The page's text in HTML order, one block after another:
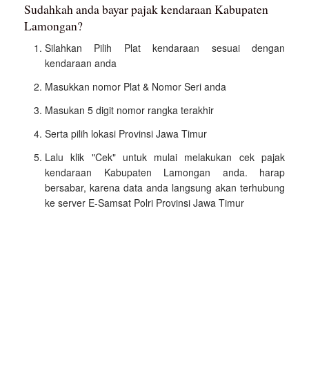
Sudahkah anda bayar pajak kendaraan Kabupaten
Lamongan?
Silahkan Pilih Plat kendaraan sesuai dengan
kendaraan anda
Masukkan nomor Plat & Nomor Seri anda
Masukan 5 digit nomor rangka terakhir
Serta pilih lokasi Provinsi Jawa Timur
Lalu klik "Cek" untuk mulai melakukan cek pajak
kendaraan Kabupaten Lamongan anda. harap
bersabar, karena data anda langsung akan terhubung
ke server E-Samsat Polri Provinsi Jawa Timur